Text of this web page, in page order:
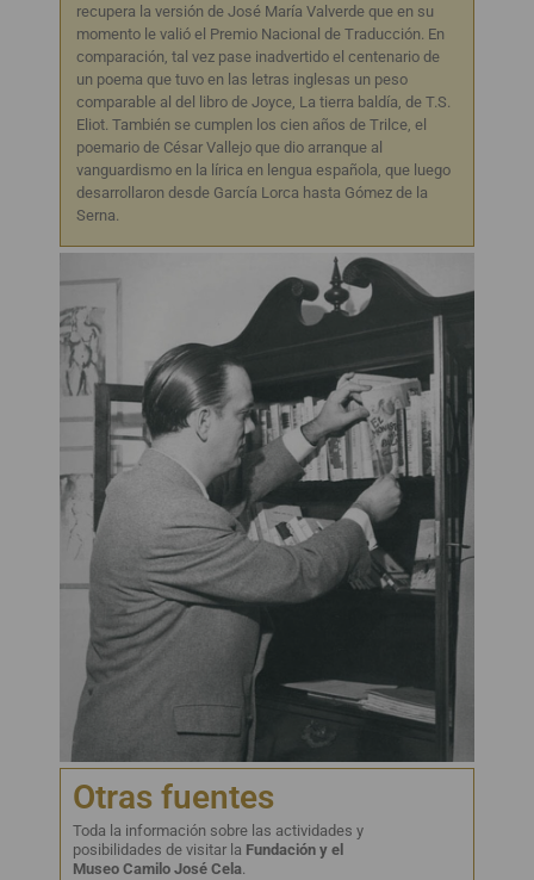
recupera la versión de José María Valverde que en su
momento le valió el Premio Nacional de Traducción. En
comparación, tal vez pase inadvertido el centenario de
un poema que tuvo en las letras inglesas un peso
comparable al del libro de Joyce, La tierra baldía, de T.S.
Eliot. También se cumplen los cien años de Trilce, el
poemario de César Vallejo que dio arranque al
vanguardismo en la lírica en lengua española, que luego
desarrollaron desde García Lorca hasta Gómez de la
Serna.
Otras fuentes
Toda la información sobre las actividades y
posibilidades de visitar la Fundación y el
Museo Camilo José Cela.